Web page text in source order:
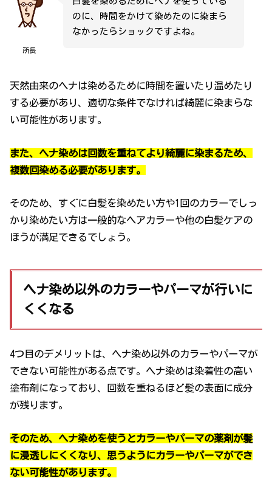
所長
のに、時間をかけて染めたのに染まら
なかったらショックですよね。
天然由来のヘナは染めるために時間を置いたり温めたり
する必要があり、適切な条件でなければ綺麗に染まらな
い可能性があります。
また、ヘナ染めは回数を重ねてより綺麗に染まるため、
複数回染める必要があります。
そのため、すぐに白髪を染めたい方や1回のカラーでしっ
かり染めたい方は一般的なヘアカラーや他の白髪ケアの
ほうが満足できるでしょう。
ヘナ染め以外のカラーやパーマが行いに
くくなる
4つ目のデメリットは、ヘナ染め以外のカラーやパーマが
できない可能性がある点です。ヘナ染めは染着性の高い
塗布剤になっており、回数を重ねるほど髪の表面に成分
が残ります。
そのため、ヘナ染めを使うとカラーやパーマの薬剤が髪
に浸透しにくくなり、思うようにカラーやパーマができ
ない可能性があります。